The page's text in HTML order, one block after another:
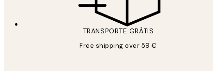
TRANSPORTE GRÁTIS
Free shipping over 59 €